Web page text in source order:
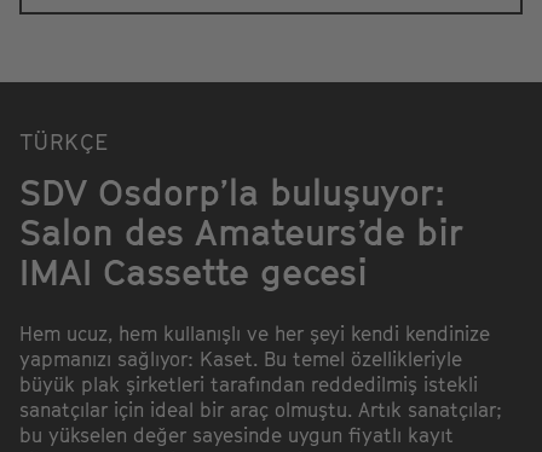
TÜRKÇE
SDV Osdorp’la buluşuyor:
Salon des Amateurs’de bir
IMAI Cassette gecesi
Hem ucuz, hem kullanışlı ve her şeyi kendi kendinize
yapmanızı sağlıyor: Kaset. Bu temel özellikleriyle
büyük plak şirketleri tarafından reddedilmiş istekli
sanatçılar için ideal bir araç olmuştu. Artık sanatçılar;
bu yükselen değer sayesinde uygun fiyatlı kayıt